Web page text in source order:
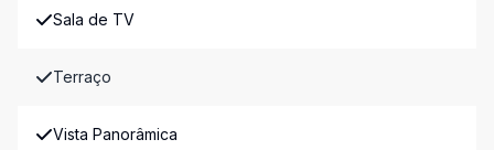
Sala de TV
Terraço
Vista Panorâmica